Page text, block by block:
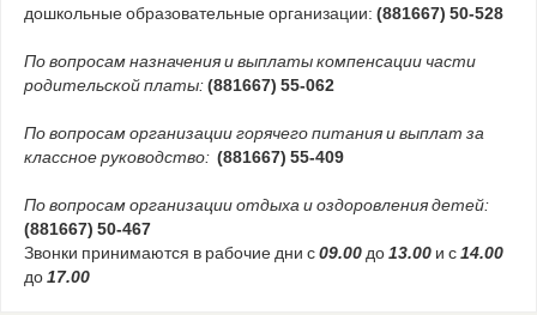
дошкольные образовательные организации: (881667) 50-528
По вопросам назначения и выплаты компенсации части
родительской платы:(881667) 55-062
По вопросам организации горячего питания и выплат за
классное руководство:(881667) 55-409
По вопросам организации отдыха и оздоровления детей:
(881667) 50-467
Звонки принимаются в рабочие дни с09.00до13.00и с14.00
до17.00